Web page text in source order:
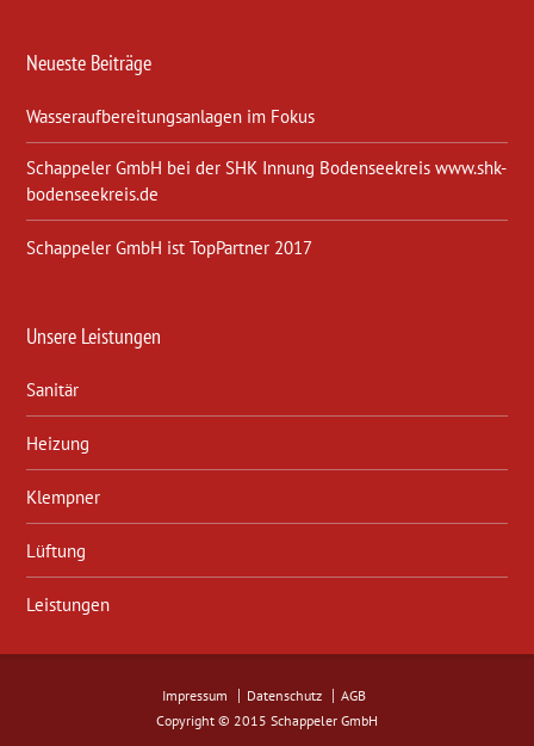
Neueste Beiträge
Wasseraufbereitungsanlagen im Fokus
Schappeler GmbH bei der SHK Innung Bodenseekreis www.shk-
bodenseekreis.de
Schappeler GmbH ist TopPartner 2017
Unsere Leistungen
Sanitär
Heizung
Klempner
Lüftung
Leistungen
Impressum Datenschutz
AGB
Copyright © 2015 Schappeler GmbH